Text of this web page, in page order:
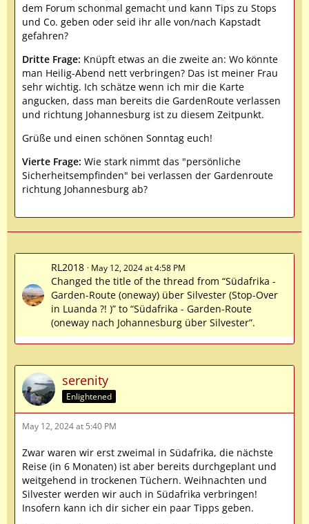
dem Forum schonmal gemacht und kann Tips zu Stops
und Co. geben oder seid ihr alle von/nach Kapstadt
gefahren?
Dritte Frage: Knüpft etwas an die zweite an: Wo könnte
man Heilig-Abend nett verbringen? Das ist meiner Frau
sehr wichtig. Ich schätze wenn ich mir die Karte
angucken, dass man bereits die GardenRoute verlassen
und richtung Johannesburg ist zu diesem Zeitpunkt.
Grüße und einen schönen Sonntag euch!
Vierte Frage: Wie stark nimmt das "persönliche
Sicherheitsempfinden" bei verlassen der Gardenroute
richtung Johannesburg ab?
RL2018 May 12, 2024 at 4:58 PM
Changed the title of the thread from “Südafrika -
Garden-Route (oneway) über Silvester (Stop-Over
in Luanda ?! )” to “Südafrika - Garden-Route
(oneway nach Johannesburg über Silvester”.
serenity
Enlightened
May 12, 2024 at 5:40 PM
Zwar waren wir erst zweimal in Südafrika, die nächste
Reise (in 6 Monaten) ist aber bereits durchgeplant und
weitgehend in trockenen Tüchern. Weihnachten und
Silvester werden wir auch in Südafrika verbringen!
Insofern kann ich dir sicher ein paar Tipps geben.